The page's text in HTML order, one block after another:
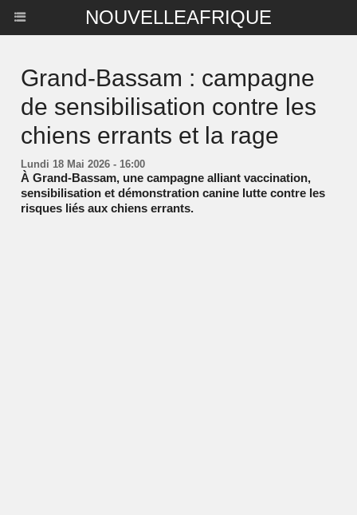
NOUVELLEAFRIQUE
Grand-Bassam : campagne
de sensibilisation contre les
chiens errants et la rage
Lundi 18 Mai 2026 - 16:00
À Grand-Bassam, une campagne alliant vaccination,
sensibilisation et démonstration canine lutte contre les
risques liés aux chiens errants.